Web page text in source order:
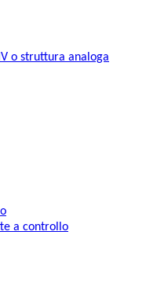
o struttura analoga
a controllo